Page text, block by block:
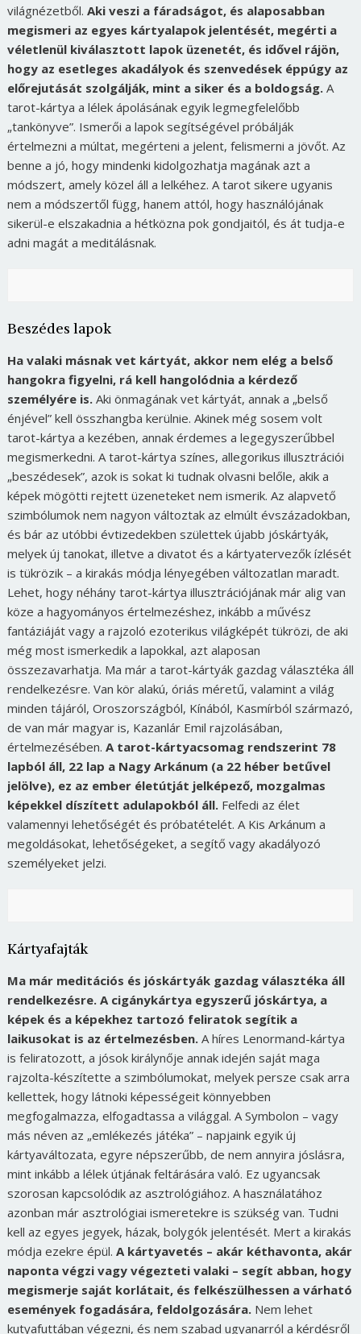
világnézetből. Aki veszi a fáradságot, és alaposabban
megismeri az egyes kártyalapok jelentését, megérti a
véletlenül kiválasztott lapok üzenetét, és idővel rájön,
hogy az esetleges akadályok és szenvedések éppúgy az
előrejutását szolgálják, mint a siker és a boldogság.A
tarot-kártya a lélek ápolásának egyik legmegfelelőbb
„tankönyve”. Ismerői a lapok segítségével próbálják
értelmezni a múltat, megérteni a jelent, felismerni a jövőt. Az
benne a jó, hogy mindenki kidolgozhatja magának azt a
módszert, amely közel áll a lelkéhez. A tarot sikere ugyanis
nem a módszertől függ, hanem attól, hogy használójának
sikerül-e elszakadnia a hétközna pok gondjaitól, és át tudja-e
adni magát a meditálásnak.
Beszédes lapok
Ha valaki másnak vet kártyát, akkor nem elég a belső
hangokra figyelni, rá kell hangolódnia a kérdező
személyére is.Aki önmagának vet kártyát, annak a „belső
énjével” kell összhangba kerülnie. Akinek még sosem volt
tarot-kártya a kezében, annak érdemes a legegyszerűbbel
megismerkedni. A tarot-kártya színes, allegorikus illusztrációi
„beszédesek”, azok is sokat ki tudnak olvasni belőle, akik a
képek mögötti rejtett üzeneteket nem ismerik. Az alapvető
szimbólumok nem nagyon változtak az elmúlt évszázadokban,
és bár az utóbbi évtizedekben születtek újabb jóskártyák,
melyek új tanokat, illetve a divatot és a kártyatervezők ízlését
is tükrözik – a kirakás módja lényegében változatlan maradt.
Lehet, hogy néhány tarot-kártya illusztrációjának már alig van
köze a hagyományos értelmezéshez, inkább a művész
fantáziáját vagy a rajzoló ezoterikus világképét tükrözi, de aki
még most ismerkedik a lapokkal, azt alaposan
összezavarhatja. Ma már a tarot-kártyák gazdag választéka áll
rendelkezésre. Van kör alakú, óriás méretű, valamint a világ
minden tájáról, Oroszországból, Kínából, Kasmírból származó,
de van már magyar is, Kazanlár Emil rajzolásában,
értelmezésében. A tarot-kártyacsomag rendszerint 78
lapból áll, 22 lap a Nagy Arkánum (a 22 héber betűvel
jelölve), ez az ember életútját jelképező, mozgalmas
képekkel díszített adulapokból áll.Felfedi az élet
valamennyi lehetőségét és próbatételét. A Kis Arkánum a
megoldásokat, lehetőségeket, a segítő vagy akadályozó
személyeket jelzi.
Kártyafajták
Ma már meditációs és jóskártyák gazdag választéka áll
rendelkezésre. A cigánykártya egyszerű jóskártya, a
képek és a képekhez tartozó feliratok segítik a
laikusokat is az értelmezésben.A híres Lenormand-kártya
is feliratozott, a jósok királynője annak idején saját maga
rajzolta-készítette a szimbólumokat, melyek persze csak arra
kellettek, hogy látnoki képességeit könnyebben
megfogalmazza, elfogadtassa a világgal. A Symbolon – vagy
más néven az „emlékezés játéka” – napjaink egyik új
kártyaváltozata, egyre népszerűbb, de nem annyira jóslásra,
mint inkább a lélek útjának feltárására való. Ez ugyancsak
szorosan kapcsolódik az asztrológiához. A használatához
azonban már asztrológiai ismeretekre is szükség van. Tudni
kell az egyes jegyek, házak, bolygók jelentését. Mert a kirakás
módja ezekre épül. A kártyavetés – akár kéthavonta, akár
naponta végzi vagy végezteti valaki – segít abban, hogy
megismerje saját korlátait, és felkészülhessen a várható
események fogadására, feldolgozására.Nem lehet
kutyafuttában végezni, és nem szabad ugyanarról a kérdésről